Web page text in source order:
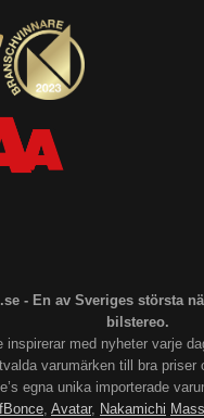
- En av Sveriges största
bilstereo.
inspirerar med nyheter varje
varumärken till bra priser
egna unika importerade
, Avatar, Nakamichi